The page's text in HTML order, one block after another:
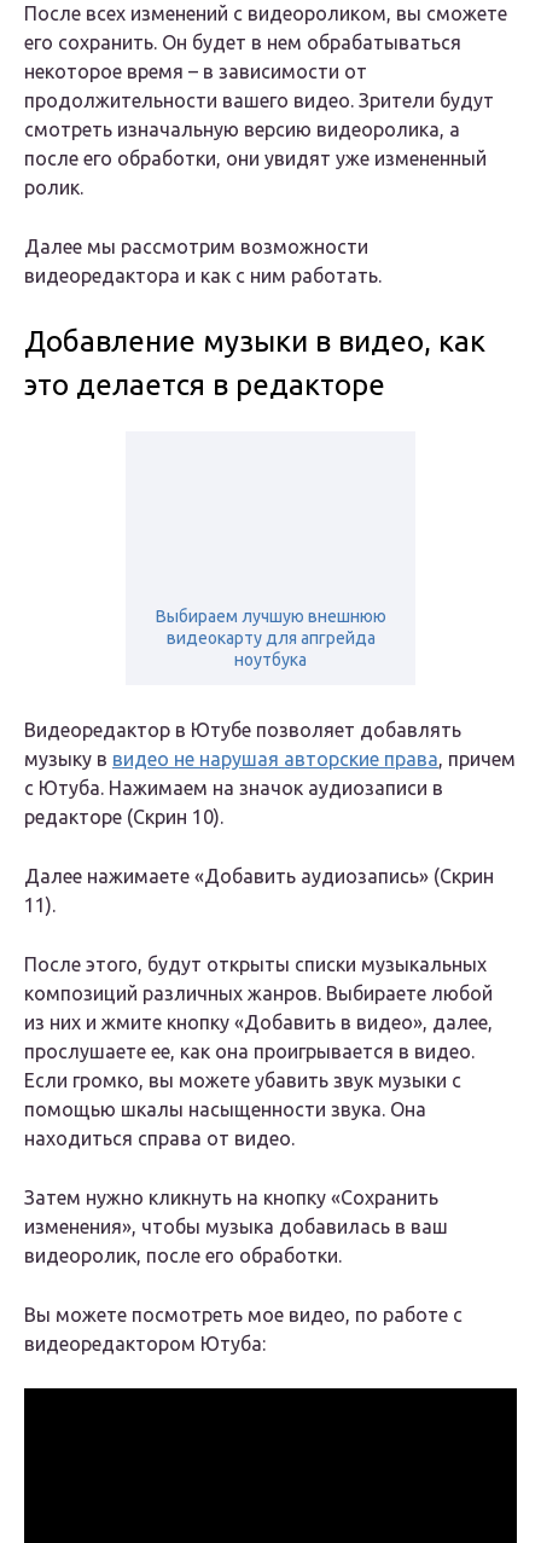
После всех изменений с видеороликом, вы сможете
его сохранить. Он будет в нем обрабатываться
некоторое время – в зависимости от
продолжительности вашего видео. Зрители будут
смотреть изначальную версию видеоролика, а
после его обработки, они увидят уже измененный
ролик.
Далее мы рассмотрим возможности
видеоредактора и как с ним работать.
Добавление музыки в видео, как
это делается в редакторе
Выбираем лучшую внешнюю
видеокарту для апгрейда
ноутбука
Видеоредактор в Ютубе позволяет добавлять
музыку в видео не нарушая авторские права, причем
с Ютуба. Нажимаем на значок аудиозаписи в
редакторе (Скрин 10).
Далее нажимаете «Добавить аудиозапись» (Скрин
11).
После этого, будут открыты списки музыкальных
композиций различных жанров. Выбираете любой
из них и жмите кнопку «Добавить в видео», далее,
прослушаете ее, как она проигрывается в видео.
Если громко, вы можете убавить звук музыки с
помощью шкалы насыщенности звука. Она
находиться справа от видео.
Затем нужно кликнуть на кнопку «Сохранить
изменения», чтобы музыка добавилась в ваш
видеоролик, после его обработки.
Вы можете посмотреть мое видео, по работе с
видеоредактором Ютуба: